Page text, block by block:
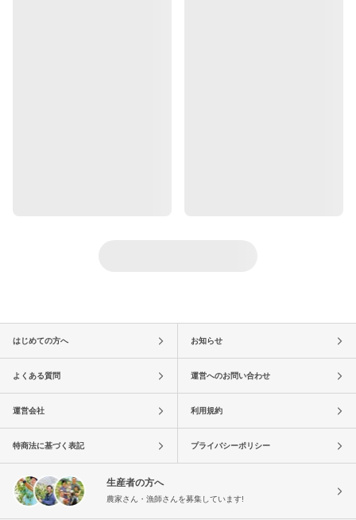
はじめての方へ お知らせ
よくある質問 運営へのお問い合わせ
運営会社 利用規約
特商法に基づく表記 プライバシーポリシー
生産者の方へ
農家さん・漁師さんを募集しています!